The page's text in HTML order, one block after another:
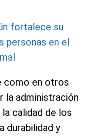
fortalece su
personas en el
como en otros
la administración
calidad de los
durabilidad y